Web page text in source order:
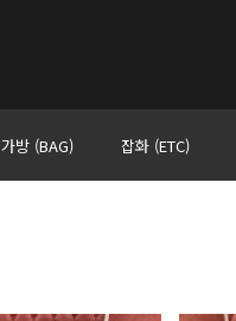
가방 (BAG) 잡화 (ETC)